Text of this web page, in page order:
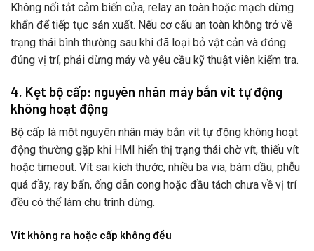
Không nối tắt cảm biến cửa, relay an toàn hoặc mạch dừng
khẩn để tiếp tục sản xuất. Nếu cơ cấu an toàn không trở về
trạng thái bình thường sau khi đã loại bỏ vật cản và đóng
đúng vị trí, phải dừng máy và yêu cầu kỹ thuật viên kiểm tra.
4. Kẹt bộ cấp: nguyên nhân máy bắn vít tự động
không hoạt động
Bộ cấp là một nguyên nhân máy bắn vít tự động không hoạt
động thường gặp khi HMI hiển thị trạng thái chờ vít, thiếu vít
hoặc timeout. Vít sai kích thước, nhiều ba via, bám dầu, phễu
quá đầy, ray bẩn, ống dẫn cong hoặc đầu tách chưa về vị trí
đều có thể làm chu trình dừng.
Vít không ra hoặc cấp không đều